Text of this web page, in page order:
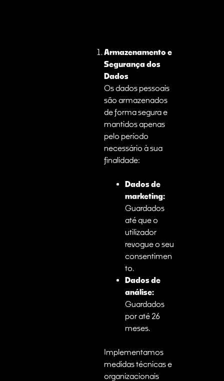
Armazenamento e
Segurança dos
Dados
Os dados pessoais
são armazenados
de forma segura e
mantidos apenas
pelo período
necessário à sua
finalidade:
Dados de
marketing:
Guardados
até que o
utilizador
revogue o seu
consentimen
to.
Dados de
análise:
Guardados
por até 26
meses.
Implementamos
medidas técnicas e
organizacionais